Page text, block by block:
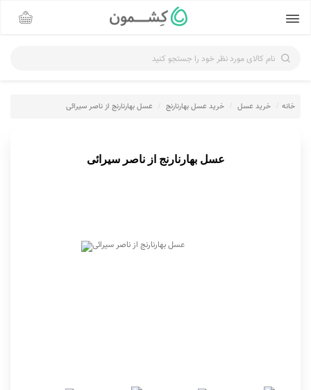
نام کالای مورد نظر خود را جستجو کنید
خانه خرید عسل خرید عسل بهارنارنج عسل بهارنارنج از ناصر سیرائی
عسل بهارنارنج از ناصر سیرائی